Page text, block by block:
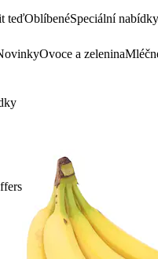
teďOblíbenéSpeciální nabídky
Ovoce a zelenina